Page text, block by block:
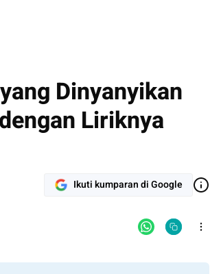
Dinyanyikan
Liriknya
Ikuti kumparan di Google